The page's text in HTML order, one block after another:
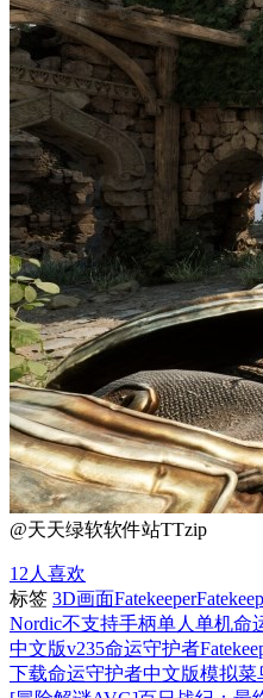
@天天绿软软件站TTzip
12 人喜欢
标签 3D画面Fatekeeper
Nordic不支持手柄单人单机命
中文版v235命运守护者
下载命运守护者中文版模拟菜